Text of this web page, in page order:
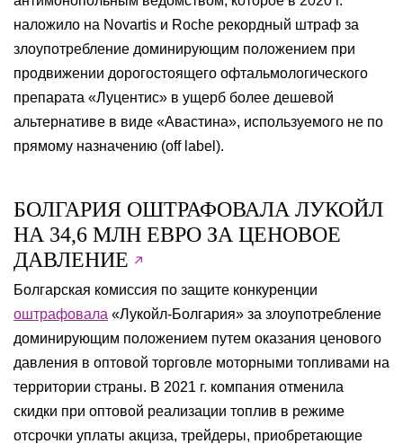
наложило на Novartis и Roche рекордный штраф за
злоупотребление доминирующим положением при
продвижении дорогостоящего офтальмологического
препарата «Луцентис» в ущерб более дешевой
альтернативе в виде «Авастина», используемого не по
прямому назначению (off label).
БОЛГАРИЯ ОШТРАФОВАЛА ЛУКОЙЛ
НА 34,6 МЛН ЕВРО ЗА ЦЕНОВОЕ
ДАВЛЕНИЕ
Болгарская комиссия по защите конкуренции
оштрафовала «Лукойл-Болгария» за злоупотребление
доминирующим положением путем оказания ценового
давления в оптовой торговле моторными топливами на
территории страны. В 2021 г. компания отменила
скидки при оптовой реализации топлив в режиме
отсрочки уплаты акциза, трейдеры, приобретающие